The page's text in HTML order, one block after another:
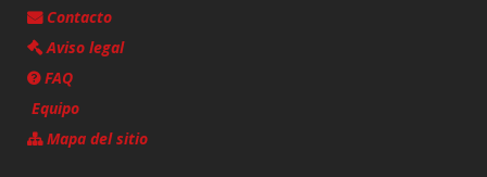
Contacto
Aviso legal
FAQ
Equipo
Mapa del sitio